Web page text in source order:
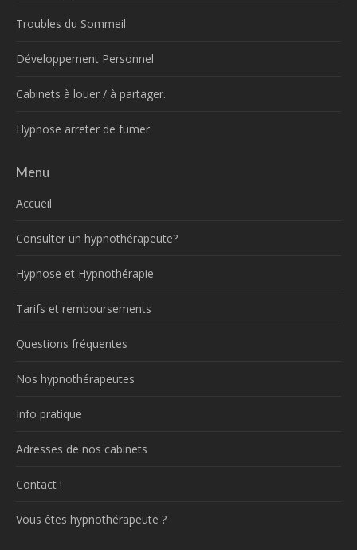
Troubles du Sommeil
Développement Personnel
Cabinets à louer / à partager.
Hypnose arreter de fumer
Menu
Accueil
Consulter un hypnothérapeute?
Hypnose et Hypnothérapie
Tarifs et remboursements
Questions fréquentes
Nos hypnothérapeutes
Info pratique
Adresses de nos cabinets
Contact !
Vous êtes hypnothérapeute ?